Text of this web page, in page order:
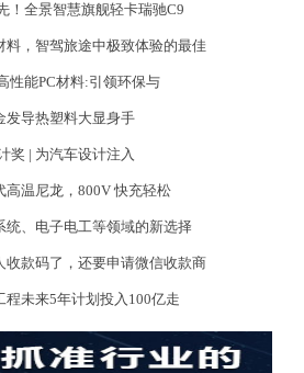
！全景智慧旗舰轻卡瑞驰C9
料，智驾旅途中极致体验的最佳
性能PC材料:引领环保与
发导热塑料大显身手
奖 | 为汽车设计注入
高温尼龙，800V 快充轻松
统、电子电工等领域的新选择
收款码了，还要申请微信收款商
程未来5年计划投入100亿走